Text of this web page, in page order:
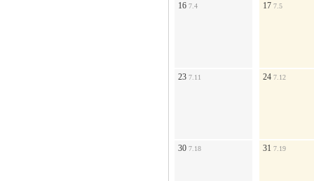
16 7.4 17 7.5
23 7.11 24 7.12
30 7.18 31 7.19